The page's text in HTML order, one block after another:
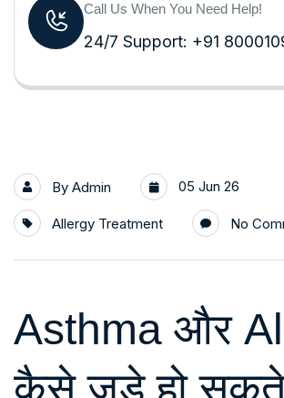
Call Us When You Need Help!
24/7 Support: +91
By Admin 05 Jun 26
Allergy Treatment No
Asthma और